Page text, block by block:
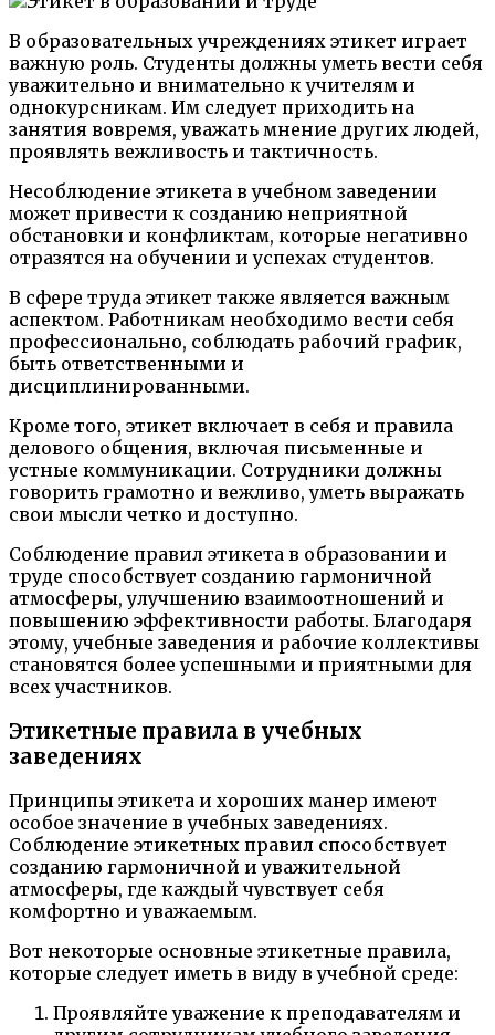
В образовательных учреждениях этикет играет
важную роль. Студенты должны уметь вести себя
уважительно и внимательно к учителям и
однокурсникам. Им следует приходить на
занятия вовремя, уважать мнение других людей,
проявлять вежливость и тактичность.
Несоблюдение этикета в учебном заведении
может привести к созданию неприятной
обстановки и конфликтам, которые негативно
отразятся на обучении и успехах студентов.
В сфере труда этикет также является важным
аспектом. Работникам необходимо вести себя
профессионально, соблюдать рабочий график,
быть ответственными и
дисциплинированными.
Кроме того, этикет включает в себя и правила
делового общения, включая письменные и
устные коммуникации. Сотрудники должны
говорить грамотно и вежливо, уметь выражать
свои мысли четко и доступно.
Соблюдение правил этикета в образовании и
труде способствует созданию гармоничной
атмосферы, улучшению взаимоотношений и
повышению эффективности работы. Благодаря
этому, учебные заведения и рабочие коллективы
становятся более успешными и приятными для
всех участников.
Этикетные правила в учебных
заведениях
Принципы этикета и хороших манер имеют
особое значение в учебных заведениях.
Соблюдение этикетных правил способствует
созданию гармоничной и уважительной
атмосферы, где каждый чувствует себя
комфортно и уважаемым.
Вот некоторые основные этикетные правила,
которые следует иметь в виду в учебной среде:
Проявляйте уважение к преподавателям и